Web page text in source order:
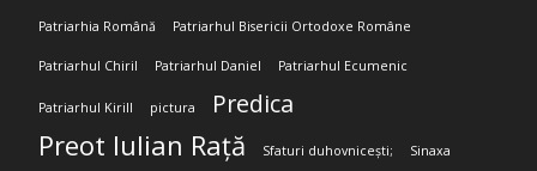
Patriarhia Română Patriarhul Bisericii Ortodoxe Române
Patriarhul Chiril Patriarhul Daniel Patriarhul Ecumenic
Patriarhul Kirill pictura Predica
Preot Iulian Rață Sfaturi duhovnicești; Sinaxa